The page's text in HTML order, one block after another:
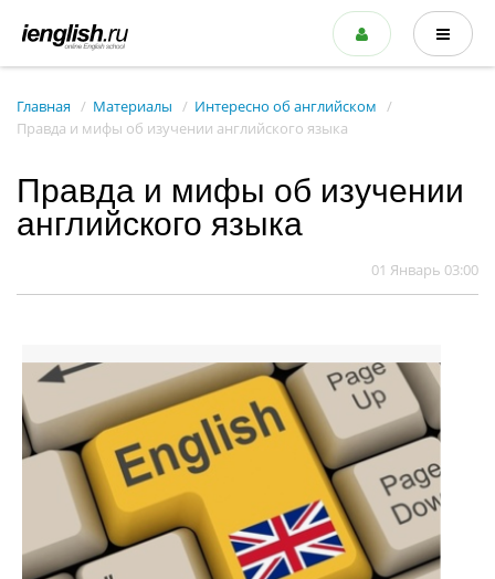
Главная Материалы
Интересно об английском
Правда и мифы об изучении английского языка
Правда и мифы об изучении
английского языка
01 Январь 03:00